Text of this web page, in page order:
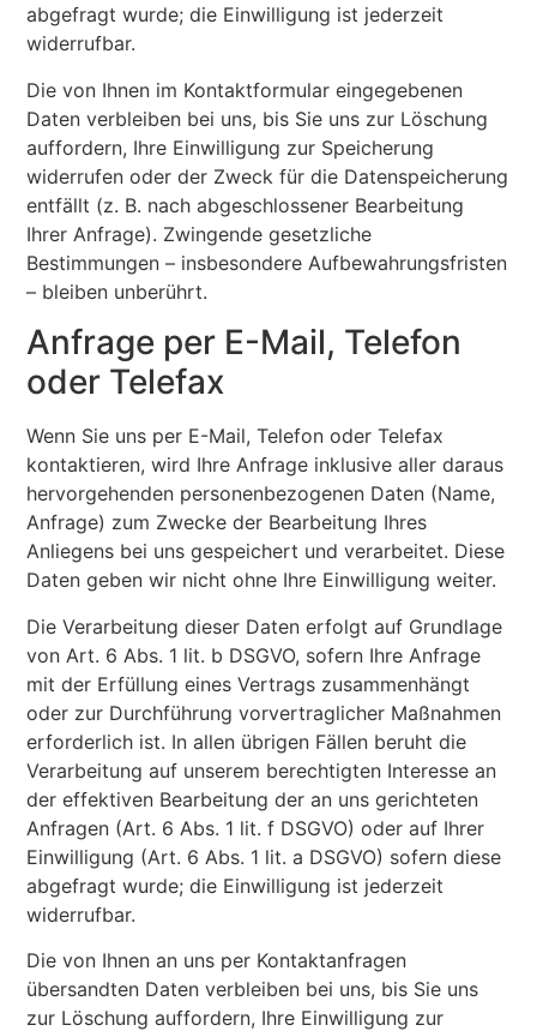
abgefragt wurde; die Einwilligung ist jederzeit
widerrufbar.
Die von Ihnen im Kontaktformular eingegebenen
Daten verbleiben bei uns, bis Sie uns zur Löschung
auffordern, Ihre Einwilligung zur Speicherung
widerrufen oder der Zweck für die Datenspeicherung
entfällt (z. B. nach abgeschlossener Bearbeitung
Ihrer Anfrage). Zwingende gesetzliche
Bestimmungen – insbesondere Aufbewahrungsfristen
– bleiben unberührt.
Anfrage per E-Mail, Telefon
oder Telefax
Wenn Sie uns per E-Mail, Telefon oder Telefax
kontaktieren, wird Ihre Anfrage inklusive aller daraus
hervorgehenden personenbezogenen Daten (Name,
Anfrage) zum Zwecke der Bearbeitung Ihres
Anliegens bei uns gespeichert und verarbeitet. Diese
Daten geben wir nicht ohne Ihre Einwilligung weiter.
Die Verarbeitung dieser Daten erfolgt auf Grundlage
von Art. 6 Abs. 1 lit. b DSGVO, sofern Ihre Anfrage
mit der Erfüllung eines Vertrags zusammenhängt
oder zur Durchführung vorvertraglicher Maßnahmen
erforderlich ist. In allen übrigen Fällen beruht die
Verarbeitung auf unserem berechtigten Interesse an
der effektiven Bearbeitung der an uns gerichteten
Anfragen (Art. 6 Abs. 1 lit. f DSGVO) oder auf Ihrer
Einwilligung (Art. 6 Abs. 1 lit. a DSGVO) sofern diese
abgefragt wurde; die Einwilligung ist jederzeit
widerrufbar.
Die von Ihnen an uns per Kontaktanfragen
übersandten Daten verbleiben bei uns, bis Sie uns
zur Löschung auffordern, Ihre Einwilligung zur